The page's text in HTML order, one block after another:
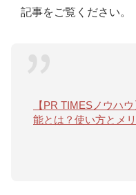
記事をご覧ください。
【PR TIMESノウハ
能とは？使い方とメ